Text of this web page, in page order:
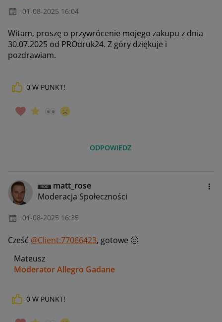
‎01-08-2025 16:04
Witam, proszę o przywrócenie mojego zakupu z dnia
30.07.2025 od PROdruk24. Z góry dziękuje i
pozdrawiam.
0 W PUNKT!
ODPOWIEDZ
matt_rose
Moderacja Społeczności
‎01-08-2025 16:35
Cześć @Client:77066423, gotowe 🙂
Mateusz
Moderator Allegro Gadane
0 W PUNKT!